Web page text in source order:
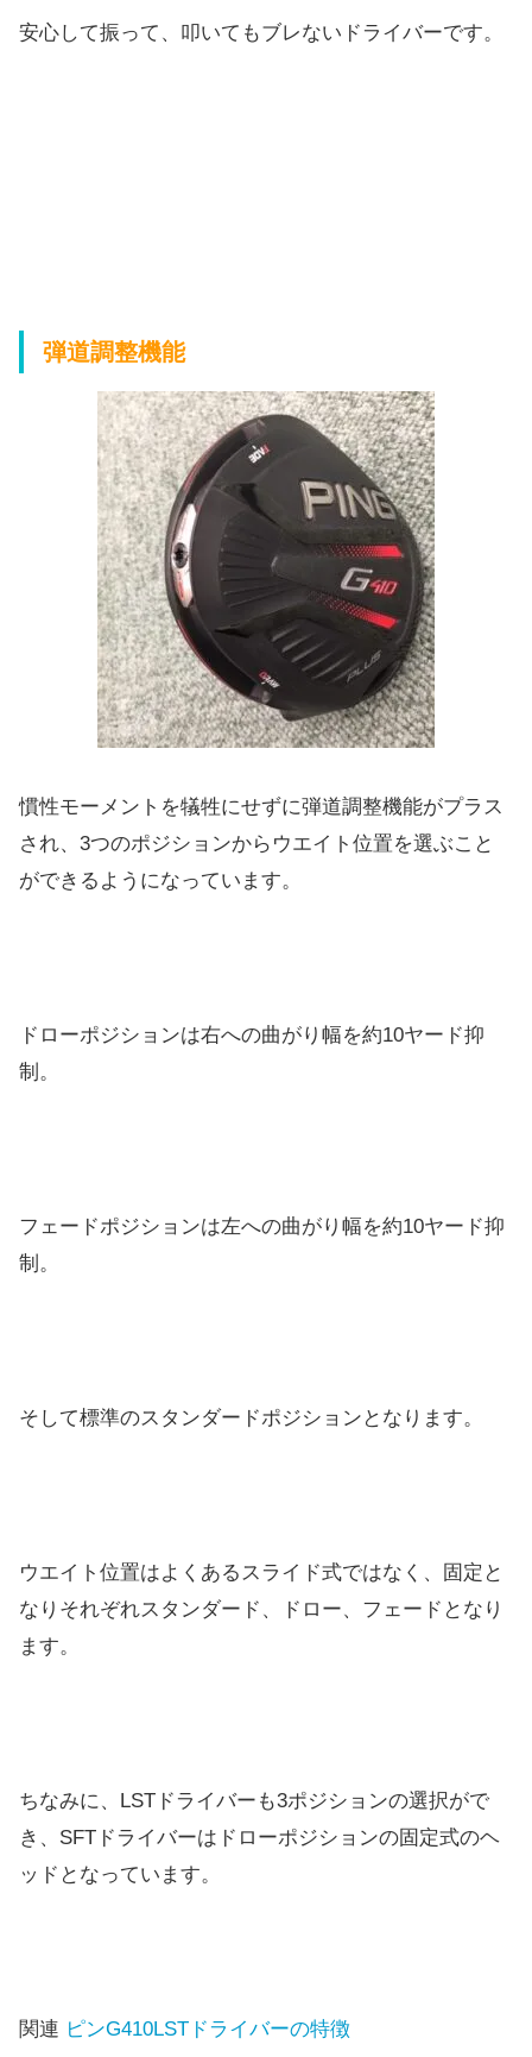
安心して振って、叩いてもブレないドライバーです。
弾道調整機能
慣性モーメントを犠牲にせずに弾道調整機能がプラス
され、3つのポジションからウエイト位置を選ぶこと
ができるようになっています。
ドローポジションは右への曲がり幅を約10ヤード抑
制。
フェードポジションは左への曲がり幅を約10ヤード抑
制。
そして標準のスタンダードポジションとなります。
ウエイト位置はよくあるスライド式ではなく、固定と
なりそれぞれスタンダード、ドロー、フェードとなり
ます。
ちなみに、LSTドライバーも3ポジションの選択がで
き、SFTドライバーはドローポジションの固定式のヘ
ッドとなっています。
関連 ピンG410LSTドライバーの特徴